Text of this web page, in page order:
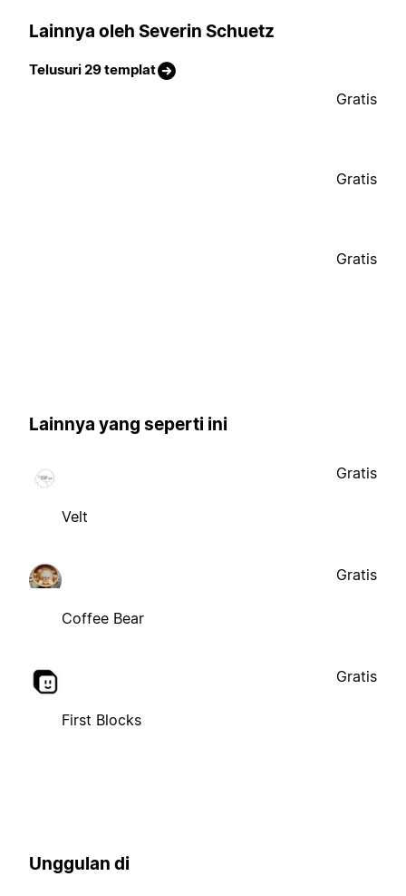
Lainnya oleh Severin Schuetz
Telusuri 29 templat
Gratis
Gratis
Gratis
Lainnya yang seperti ini
Velt
Gratis
Coffee Bear
Gratis
First Blocks
Gratis
Unggulan di